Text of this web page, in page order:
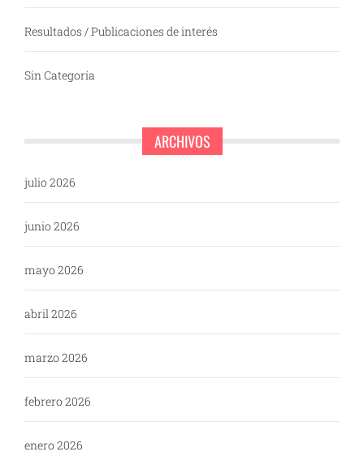
Resultados / Publicaciones de interés
Sin Categoría
ARCHIVOS
julio 2026
junio 2026
mayo 2026
abril 2026
marzo 2026
febrero 2026
enero 2026